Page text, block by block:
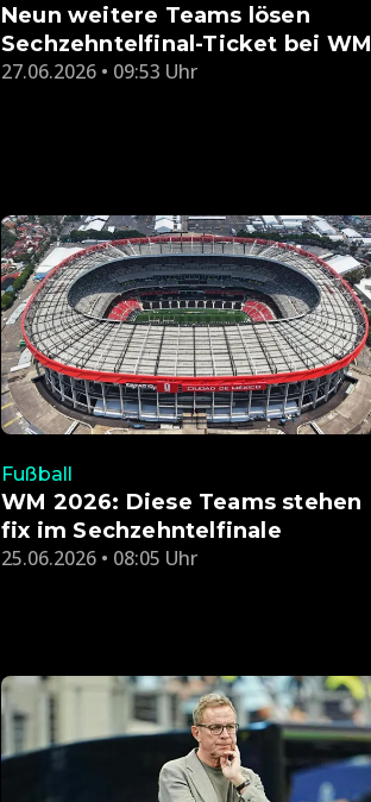
Neun weitere Teams lösen
Sechzehntelfinal-Ticket bei WM
27.06.2026 • 09:53 Uhr
Fußball
WM 2026: Diese Teams stehen
fix im Sechzehntelfinale
25.06.2026 • 08:05 Uhr